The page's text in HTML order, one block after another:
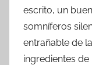
escrito, un
somníferos
entrañable de
ingredientes